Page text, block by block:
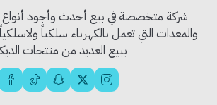
1 × قفل كروم 60 ملم
🧱 الاستخدام المثالي:
شركة متخصصة في بيع أحدث وأجود أنواع
والمعدات التي تعمل بالكهرباء سلكياً ولاسلكياً
ببيع العديد من منتجات